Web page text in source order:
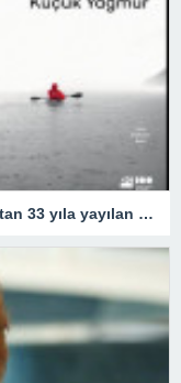
Yelkenci beyin cerrahı Prof. Talat Kırış’tan 33 yıla yayılan 33 öykü